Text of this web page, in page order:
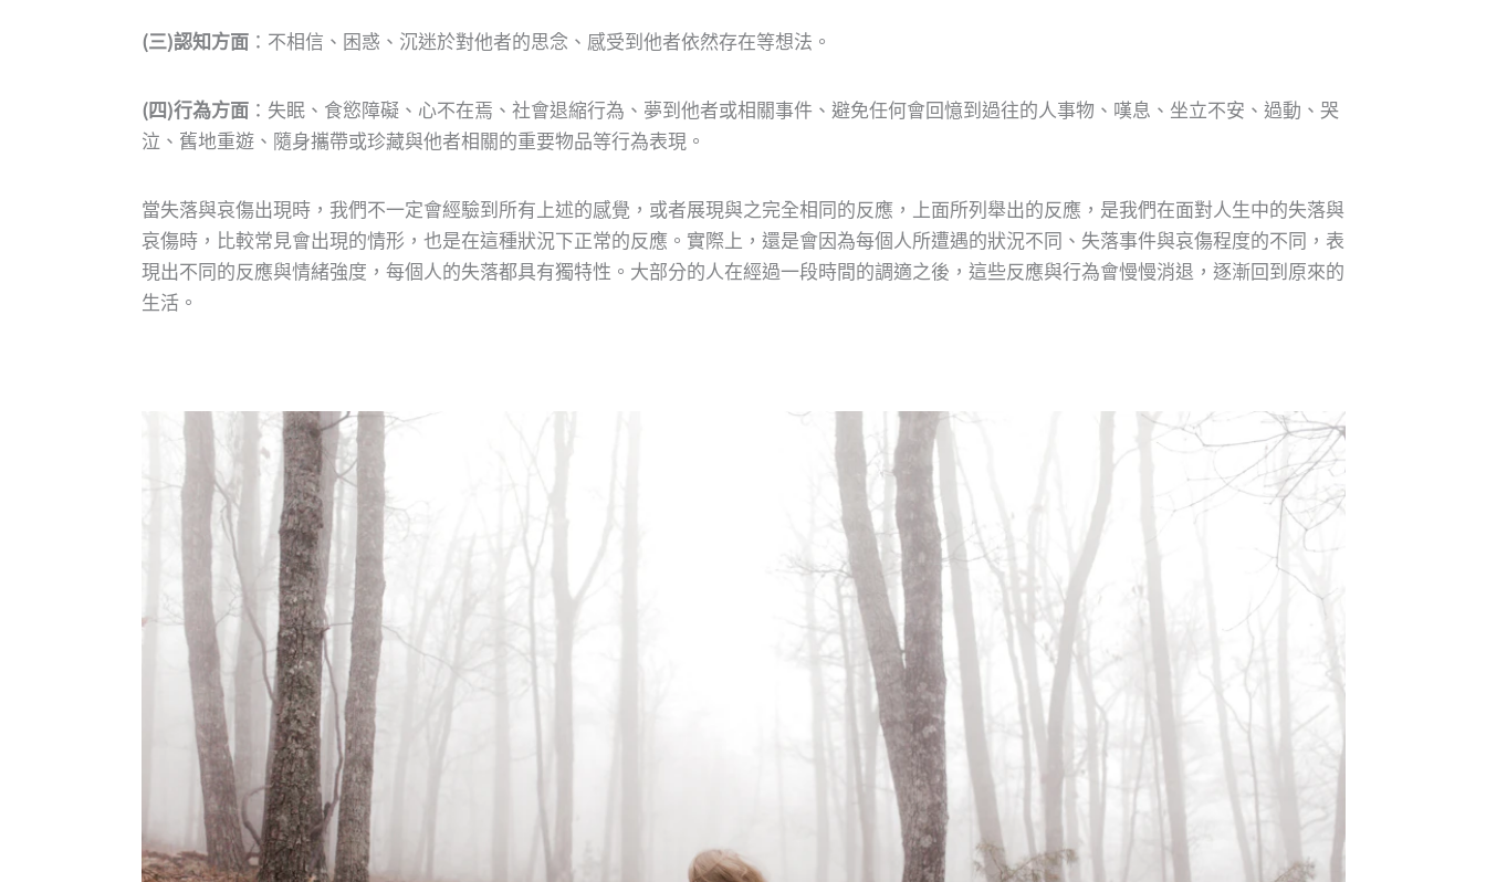
(三)認知方面：不相信、困惑、沉迷於對他者的思念、感受到他者依然存在等想法。
(四)行為方面：失眠、食慾障礙、心不在焉、社會退縮行為、夢到他者或相關事件、避免任何會回憶到過往的人事物、嘆息、坐立不安、過動、哭
泣、舊地重遊、隨身攜帶或珍藏與他者相關的重要物品等行為表現。
當失落與哀傷出現時，我們不一定會經驗到所有上述的感覺，或者展現與之完全相同的反應，上面所列舉出的反應，是我們在面對人生中的失落與
哀傷時，比較常見會出現的情形，也是在這種狀況下正常的反應。實際上，還是會因為每個人所遭遇的狀況不同、失落事件與哀傷程度的不同，表
現出不同的反應與情緒強度，每個人的失落都具有獨特性。大部分的人在經過一段時間的調適之後，這些反應與行為會慢慢消退，逐漸回到原來的
生活。